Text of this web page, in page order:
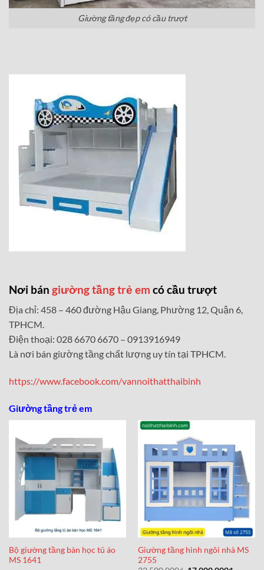
Giường tầng đẹp có cầu trượt
Nơi bán giường tầng trẻ em có cầu trượt
Địa chỉ: 458 – 460 đường Hậu Giang, Phường 12, Quận 6,
TPHCM.
Điện thoại: 028 6670 6670 – 0913916949
Là nơi bán giường tầng chất lượng uy tín tại TPHCM.
https://www.facebook.com/vannoithatthaibinh
Giường tầng trẻ em
Bộ giường tầng bàn học tủ áo
MS 1641
Giường tầng hình ngôi nhà MS
2755